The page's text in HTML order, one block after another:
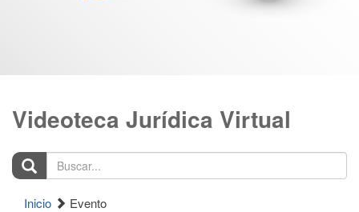
Videoteca Jurídica Virtual
Buscar...
Inicio Evento